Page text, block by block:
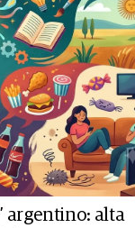
argentino: alta